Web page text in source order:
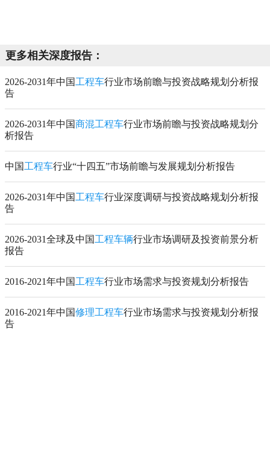
更多相关深度报告：
2026-2031年中国 工程车行业市场前瞻与投资战略规划分析报
告
2026-2031年中国商混工程车行业市场前瞻与投资战略规划分
析报告
中国 工程车行业“十四五”市场前瞻与发展规划分析报告
2026-2031年中国 工程车行业深度调研与投资战略规划分析报
告
2026-2031全球及中国 工程车辆行业市场调研及投资前景分析
报告
2016-2021年中国 工程车行业市场需求与投资规划分析报告
2016-2021年中国修理工程车行业市场需求与投资规划分析报
告